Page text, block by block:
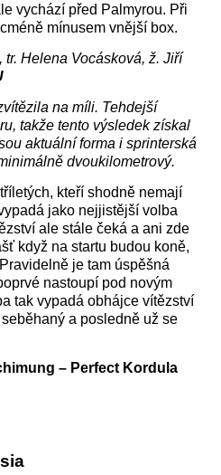
vychází před Palmyrou. Při
mínusem vnější box.
tr. Helena Vocásková, ž. Jiří
na míli. Tehdejší
takže tento výsledek získal
aktuální forma i sprinterská
dvoukilometrový.
kteří shodně nemají
jako nejjistější volba
ale stále čeká a ani zde
když na startu budou koně,
je tam úspěšná
nastoupí pod novým
tak vypadá obhájce vítězství
seběhaný a posledně už se
– Perfect Kordula